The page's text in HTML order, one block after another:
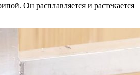
Он расплавляется и растекается